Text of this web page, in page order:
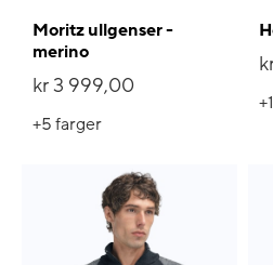
Moritz ullgenser -
merino
kr 3 999,00
+5farger
+1